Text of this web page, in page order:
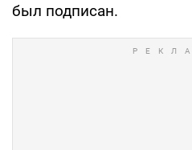
был подписан.